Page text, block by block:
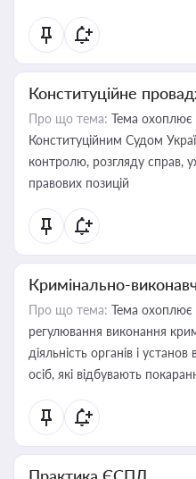
Конституційне
Про що тема: Тема охоплює
Конституційним Судом
контролю, розгляду справ,
правових позицій
Кримінально-
Про що тема: Тема охоплює
регулювання виконання
діяльність органів і
осіб, які відбувають